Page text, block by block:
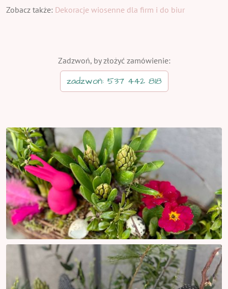
Zobacz także: Dekoracje wiosenne dla firm i do biur
Zadzwoń, by złożyć zamówienie:
zadzwoń: 537 442 818